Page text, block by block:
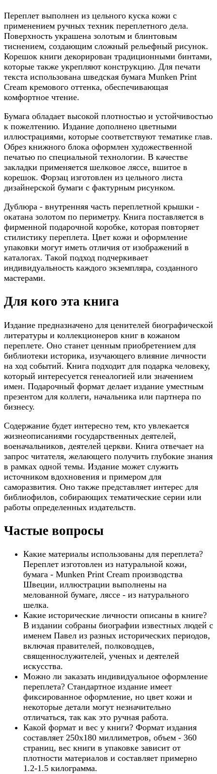
Переплет выполнен из цельного куска кожи с
применением ручных техник переплетного дела.
Поверхность украшена золотым и блинтовым
тиснением, создающим сложный рельефный рисунок.
Корешок книги декорирован традиционными бинтами,
которые также укрепляют конструкцию. Для печати
текста использована шведская бумага Munken Print
Cream кремового оттенка, обеспечивающая
комфортное чтение.
Бумага обладает высокой плотностью и устойчивостью
к пожелтению. Издание дополнено цветными
иллюстрациями, которые соответствуют тематике глав.
Обрез книжного блока оформлен художественной
печатью по специальной технологии. В качестве
закладки применяется шелковое ляссе, вшитое в
корешок. Форзац изготовлен из цельного листа
дизайнерской бумаги с фактурным рисунком.
Дублюра - внутренняя часть переплетной крышки -
окатана золотом по периметру. Книга поставляется в
фирменной подарочной коробке, которая повторяет
стилистику переплета. Цвет кожи и оформление
упаковки могут иметь отличия от изображений в
каталогах. Такой подход подчеркивает
индивидуальность каждого экземпляра, созданного
мастерами.
Для кого эта книга
Издание предназначено для ценителей биографической
литературы и коллекционеров книг в кожаном
переплете. Оно станет ценным приобретением для
библиотеки историка, изучающего влияние личности
на ход событий. Книга подходит для подарка человеку,
который интересуется генеалогией или значением
имен. Подарочный формат делает издание уместным
презентом для коллеги, начальника или партнера по
бизнесу.
Содержание будет интересно тем, кто увлекается
жизнеописаниями государственных деятелей,
военачальников, деятелей церкви. Книга отвечает на
запрос читателя, желающего получить глубокие знания
в рамках одной темы. Издание может служить
источником вдохновения и примером для
саморазвития. Оно также представляет интерес для
библиофилов, собирающих тематические серии или
работы определенных издательств.
Частые вопросы
Какие материалы использованы для переплета?
Переплет изготовлен из натуральной кожи,
бумага - Munken Print Cream производства
Швеции, иллюстрации выполнены на
мелованной бумаге, ляссе - из натурального
шелка.
Какие исторические личности описаны в книге?
В издании собраны биографии известных людей с
именем Павел из разных исторических периодов,
включая правителей, полководцев,
священнослужителей, ученых и деятелей
искусства.
Можно ли заказать индивидуальное оформление
переплета? Стандартное издание имеет
фиксированное оформление, но цвет кожи и
некоторые детали могут незначительно
отличаться, так как это ручная работа.
Какой формат и вес у книги? Формат издания
составляет 250х180 миллиметров, объем - 360
страниц, вес книги в упаковке зависит от
плотности материалов и составляет примерно
1.2-1.5 килограмма.